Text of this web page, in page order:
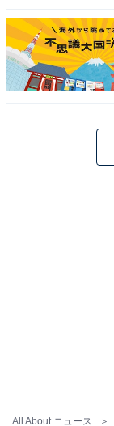
All About ニュース